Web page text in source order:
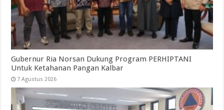
Gubernur Ria Norsan Dukung Program PERHIPTANI
Untuk Ketahanan Pangan Kalbar
7 Agustus 2026